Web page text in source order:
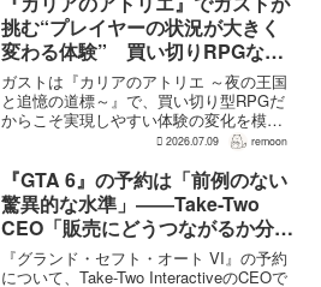
挑む“プレイヤーの状況が大きく
変わる体験” 買い切りRPGなら
ではの変化とは
ガストは『カリアのアトリエ ～夜の王国
と追憶の道標～』で、買い切り型RPGだ
からこそ実現しやすい体験の変化を模索
している。大型の運営型ゲームが継続的
かで、同社はキャラクターやビジュアル
の魅力だけでなく、ゲ...
2026.07.09 remoon
『GTA 6』の予約は「前例のない
驚異的な水準」――Take-Two
CEO「販売にどうつながるか分か
らない」
『グランド・セフト・オート VI』の予約
について、Take-Two InteractiveのCEOで